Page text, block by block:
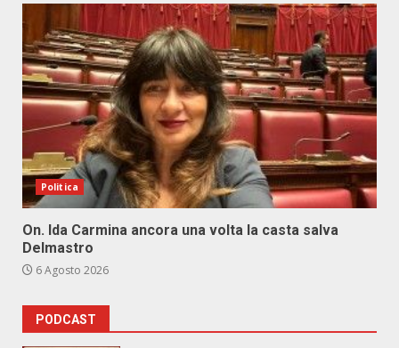
Politica
On. Ida Carmina ancora una volta la casta salva
Delmastro
6 Agosto 2026
PODCAST